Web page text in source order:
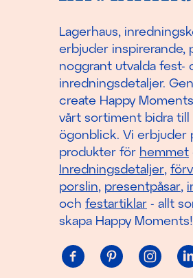
Lagerhaus,
erbjuder inspirerande,
noggrant utvalda fest-
inredningsdetaljer.
create Happy
vårt sortiment bidra till
ögonblick. Vi erbjuder
produkter för hemmet
Inredningsdetaljer,
porslin, presentpåsar,
och festartiklar - allt
skapa Happy Moments!